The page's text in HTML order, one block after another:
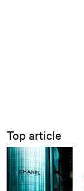
Top article